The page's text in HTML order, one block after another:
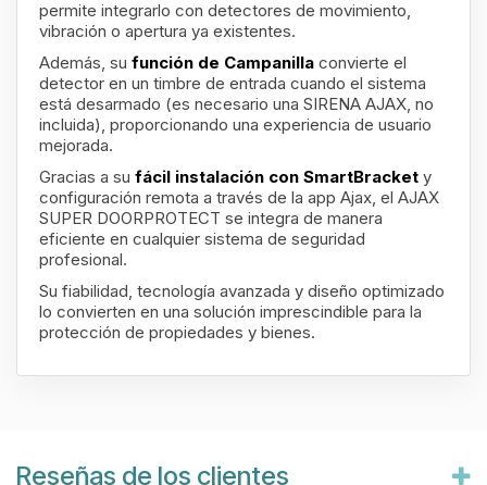
permite integrarlo con detectores de movimiento,
vibración o apertura ya existentes.
Además, su función de Campanilla convierte el
detector en un timbre de entrada cuando el sistema
está desarmado (es necesario una SIRENA AJAX, no
incluida), proporcionando una experiencia de usuario
mejorada.
Gracias a su fácil instalación con SmartBracket y
configuración remota a través de la app Ajax, el AJAX
SUPER DOORPROTECT se integra de manera
eficiente en cualquier sistema de seguridad
profesional.
Su fiabilidad, tecnología avanzada y diseño optimizado
lo convierten en una solución imprescindible para la
protección de propiedades y bienes.
Reseñas de los clientes